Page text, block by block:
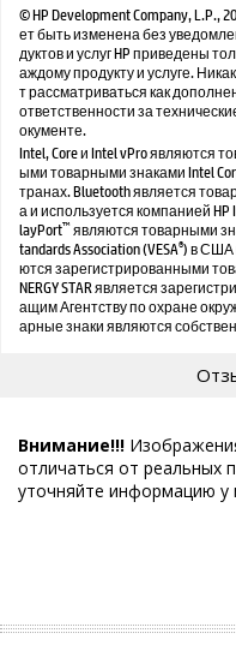
© HP Development Company,
ет быть изменена без
дуктов и услуг HP приведены
аждому продукту и услуге.
т рассматриваться как
ответственности за
окументе.
Intel, Core и Intel vPro являются
ыми товарными знаками Intel
транах. Bluetooth является
а и используется компанией HP
layPort™являются товарными
tandards Association (VESA®) в США
ются зарегистрированными
NERGY STAR является
ащим Агентству по охране
арные знаки являются
Внимание!!!
отличаться от реальных
уточняйте информацию у